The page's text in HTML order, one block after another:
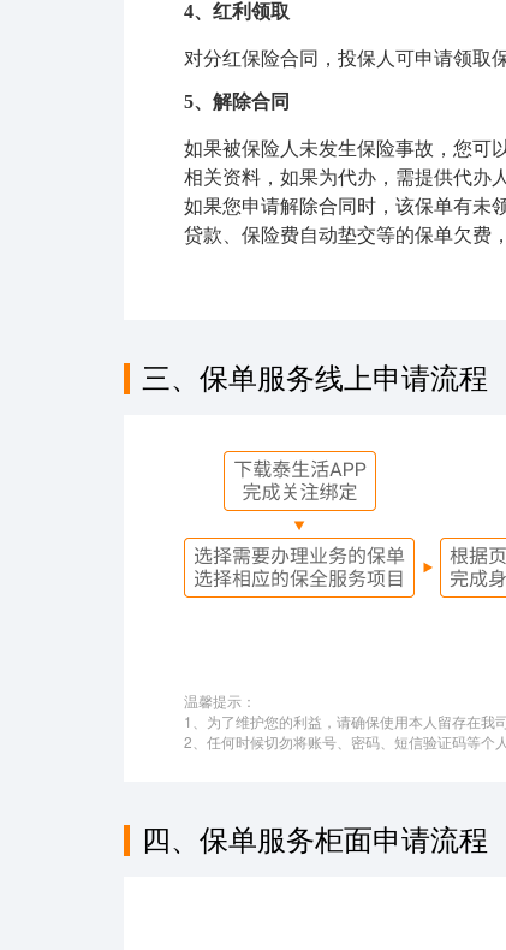
4、红利领取
对分红保险合同，投保人可申请领取
5、解除合同
如果被保险人未发生保险事故，您可
相关资料，如果为代办，需提供代办
如果您申请解除合同时，该保单有未
贷款、保险费自动垫交等的保单欠费
三、保单服务线上申请流程
温馨提示：
1、为了维护您的利益，请确保使用本人留存在我
2、任何时候切勿将账号、密码、短信验证码等个
四、保单服务柜面申请流程